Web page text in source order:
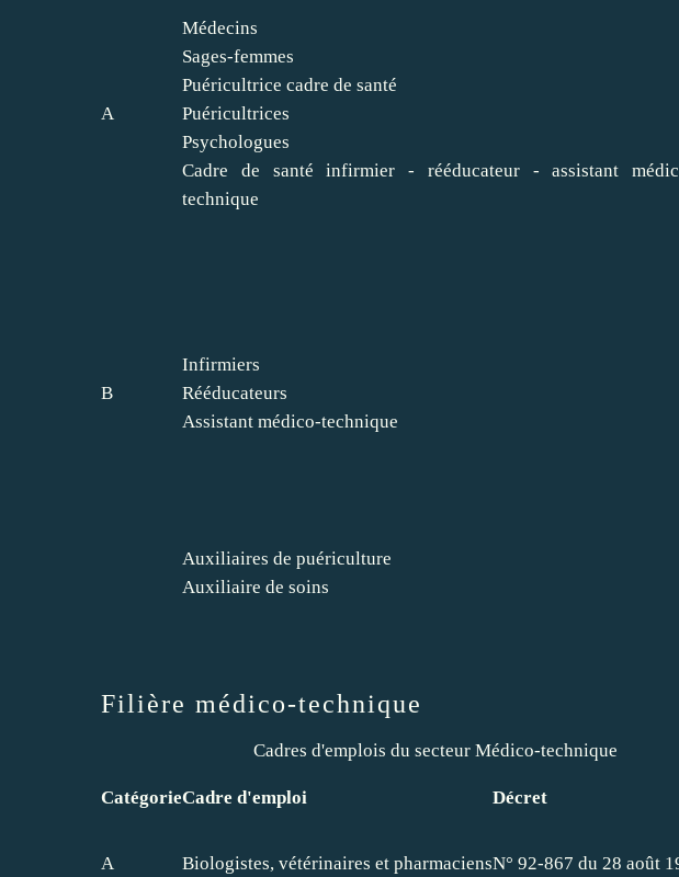
A
Médecins
Sages-femmes
Puéricultrice cadre de santé
Puéricultrices
Psychologues
Cadre de santé infirmier - rééducateur - assistant
technique
B
Infirmiers
Rééducateurs
Assistant médico-technique
Auxiliaires de puériculture
Auxiliaire de soins
Filière médico-technique
Cadres d'emplois du secteur Médico-technique
CatégorieCadre d'emploi Décret
A Biologistes, vétérinaires et pharmaciensN° 92-867 du 28 août